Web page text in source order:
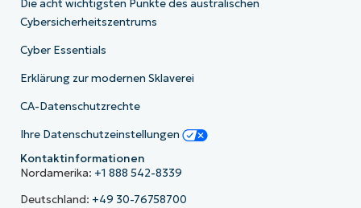
Die acht wichtigsten Punkte des australischen
Cybersicherheitszentrums
Cyber Essentials
Erklärung zur modernen Sklaverei
CA-Datenschutzrechte
Ihre Datenschutzeinstellungen
Kontaktinformationen
Nordamerika: +1 888 542-8339
Deutschland: +49 30-76758700